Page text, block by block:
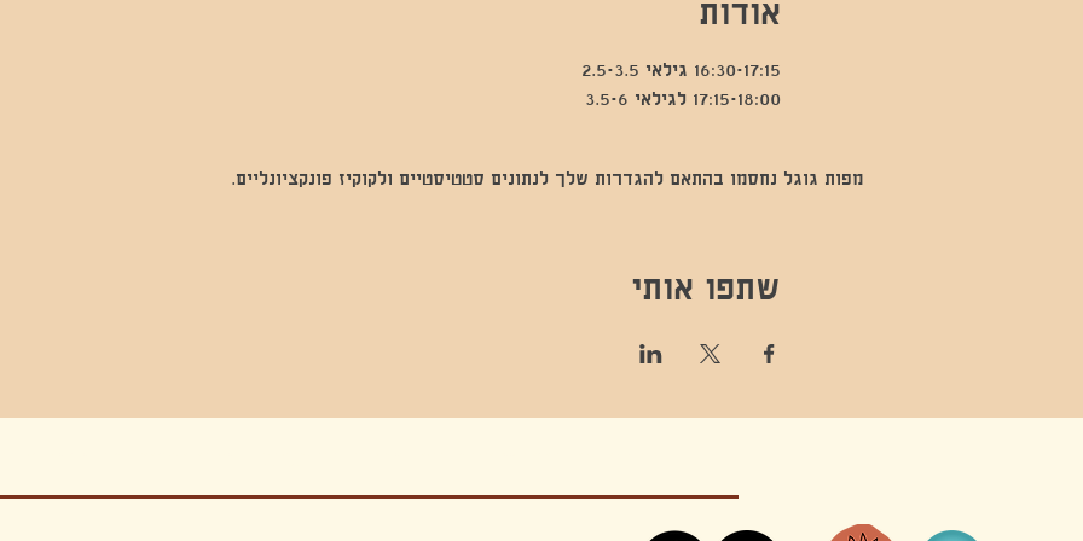
אודות
16:30-17:15 גילאי 2.5-3.5
17:15-18:00 לגילאי 3.5-6
מפות גוגל נחסמו בהתאם להגדרות שלך לנתונים סטטיסטיים ולקוקיז פונקציונליים.
שתפו אותי